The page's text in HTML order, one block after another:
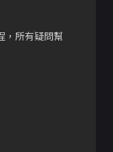
，所有疑問幫